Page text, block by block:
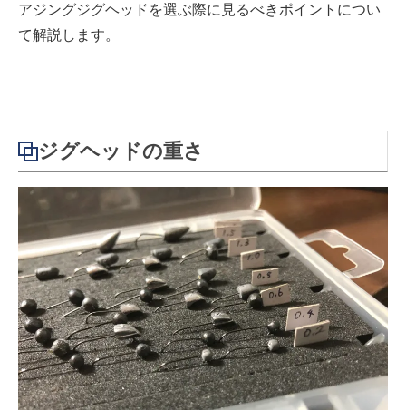
アジングジグヘッドを選ぶ際に見るべきポイントについ
て解説します。
ジグヘッドの重さ